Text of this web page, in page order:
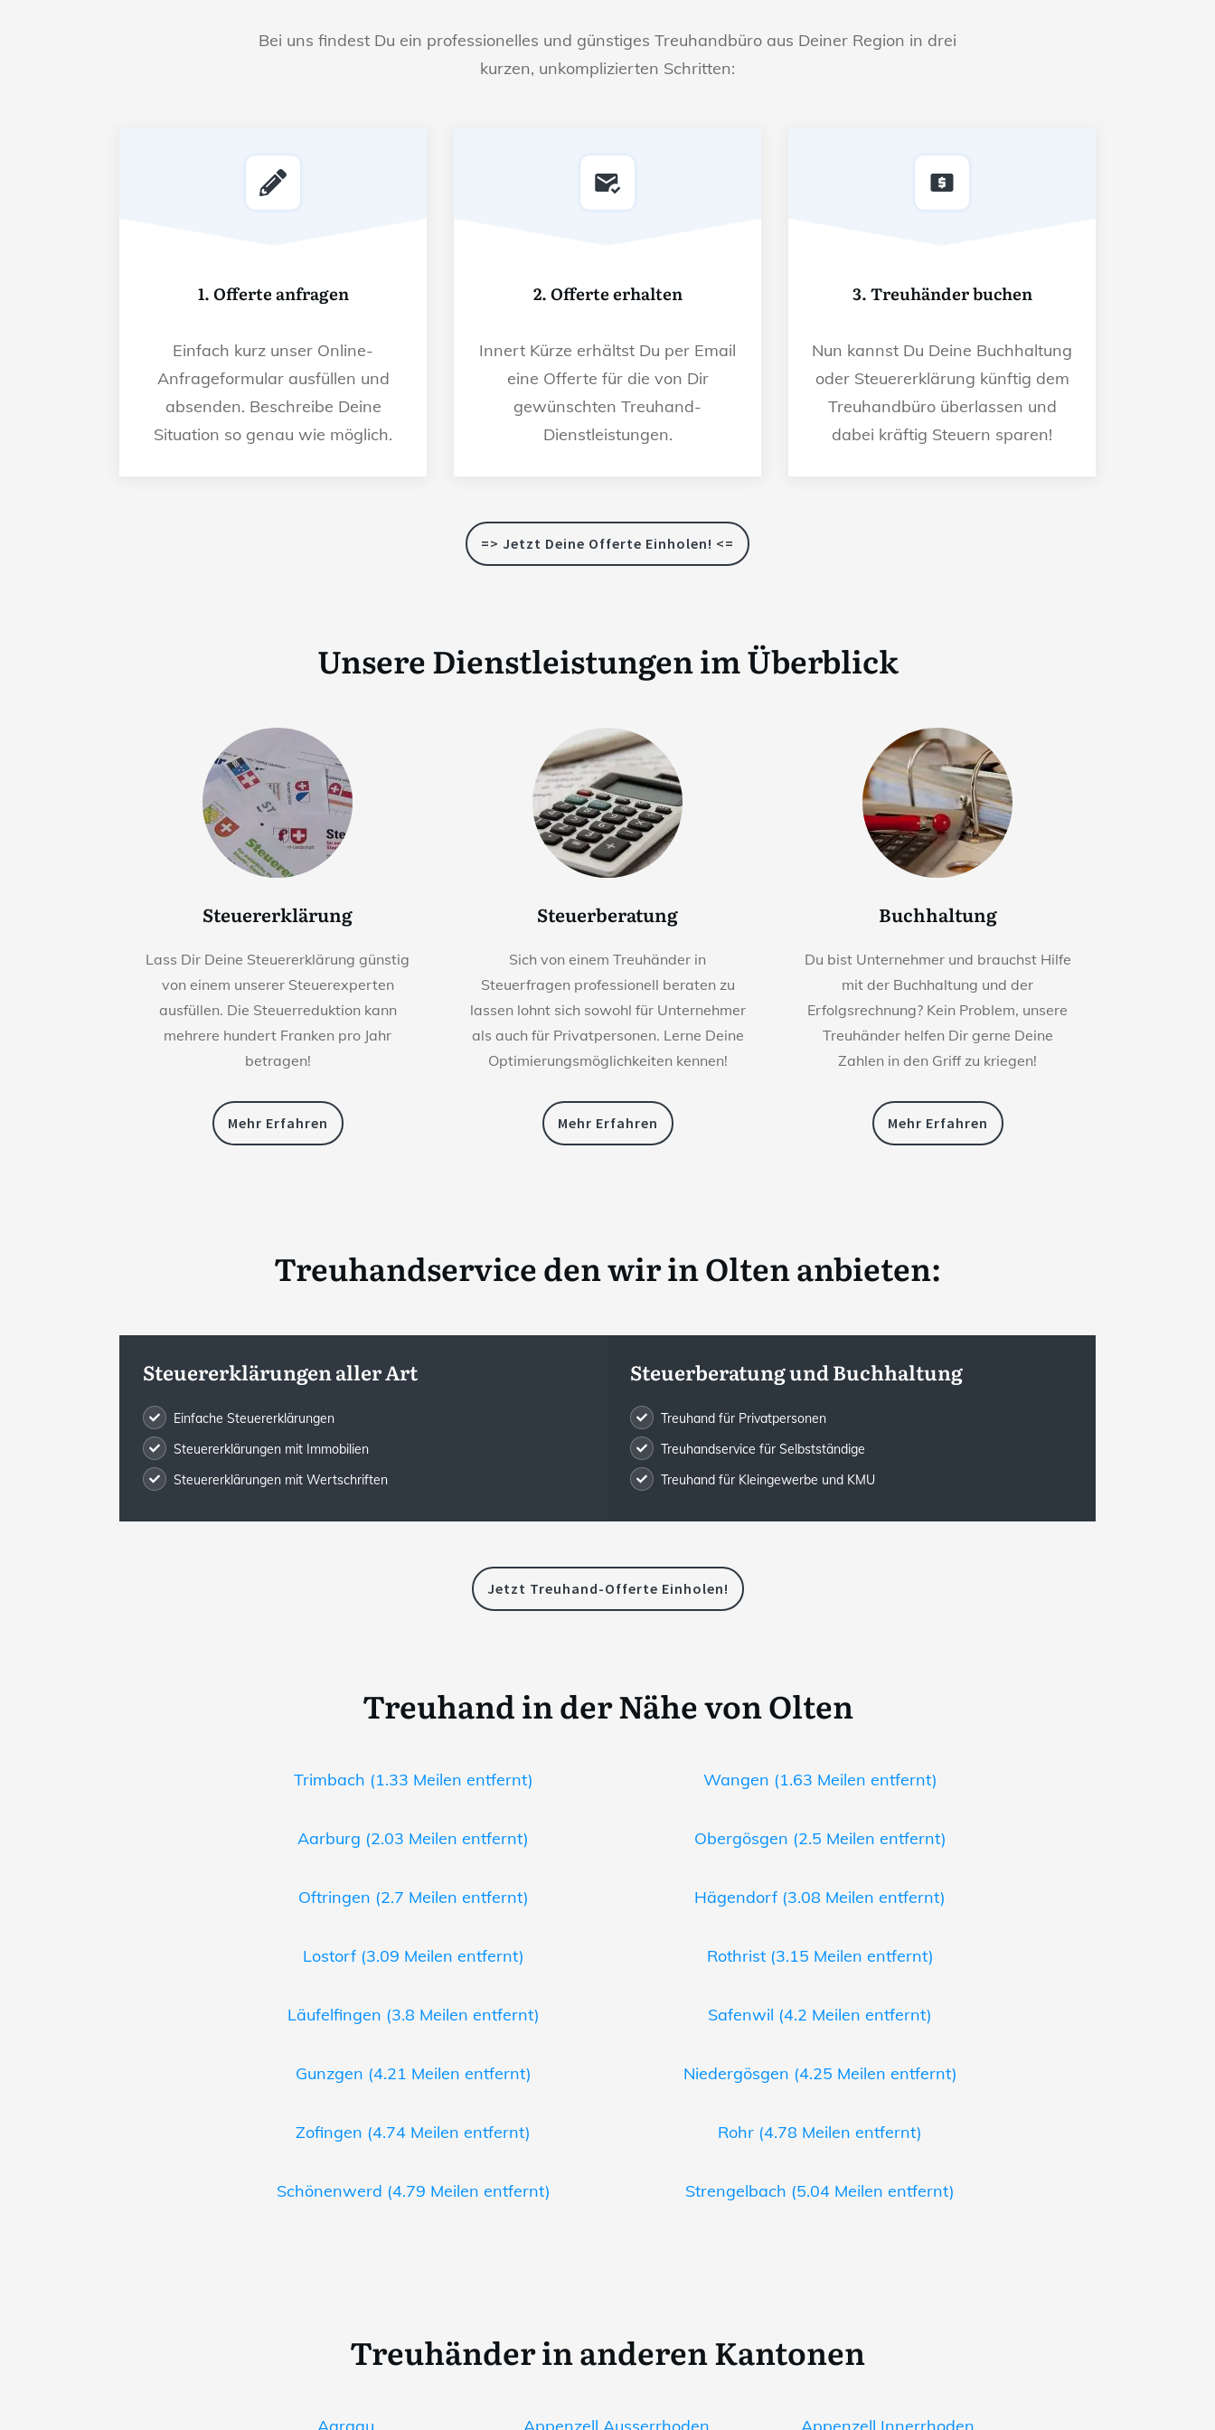
Bei uns findest Du ein professionelles und günstiges Treuhandbüro aus Deiner Region in drei
kurzen, unkomplizierten Schritten:
1. Offerte anfragen
Einfach kurz unser Online-
Anfrageformular ausfüllen und
absenden. Beschreibe Deine
Situation so genau wie möglich.
2. Offerte erhalten
Innert Kürze erhältst Du per Email
eine Offerte für die von Dir
gewünschten Treuhand-
Dienstleistungen.
3. Treuhänder buchen
Nun kannst Du Deine Buchhaltung
oder Steuererklärung künftig dem
Treuhandbüro überlassen und
dabei kräftig Steuern sparen!
=> Jetzt Deine Offerte Einholen! <=
Unsere Dienstleistungen im Überblick
Steuererklärung
Lass Dir Deine Steuererklärung günstig
von einem unserer Steuerexperten
ausfüllen. Die Steuerreduktion kann
mehrere hundert Franken pro Jahr
betragen!
Mehr Erfahren
Steuerberatung
Sich von einem Treuhänder in
Steuerfragen professionell beraten zu
lassen lohnt sich sowohl für Unternehmer
als auch für Privatpersonen. Lerne Deine
Optimierungsmöglichkeiten kennen!
Mehr Erfahren
Buchhaltung
Du bist Unternehmer und brauchst Hilfe
mit der Buchhaltung und der
Erfolgsrechnung? Kein Problem, unsere
Treuhänder helfen Dir gerne Deine
Zahlen in den Griff zu kriegen!
Mehr Erfahren
Treuhandservice den wir inOlten anbieten:
Steuererklärungen aller Art
Einfache Steuererklärungen
Steuererklärungen mit Immobilien
Steuererklärungen mit Wertschriften
Steuerberatung und Buchhaltung
Treuhand für Privatpersonen
Treuhandservice für Selbstständige
Treuhand für Kleingewerbe und KMU
Jetzt Treuhand-Offerte Einholen!
Treuhand in der Nähe von Olten
Trimbach (1.33 Meilen entfernt) Wangen (1.63 Meilen entfernt)
Aarburg (2.03 Meilen entfernt) Obergösgen (2.5 Meilen entfernt)
Oftringen (2.7 Meilen entfernt) Hägendorf (3.08 Meilen entfernt)
Lostorf (3.09 Meilen entfernt) Rothrist (3.15 Meilen entfernt)
Läufelfingen (3.8 Meilen entfernt) Safenwil (4.2 Meilen entfernt)
Gunzgen (4.21 Meilen entfernt) Niedergösgen (4.25 Meilen entfernt)
Zofingen (4.74 Meilen entfernt) Rohr (4.78 Meilen entfernt)
Schönenwerd (4.79 Meilen entfernt) Strengelbach (5.04 Meilen entfernt)
Treuhänder in anderen Kantonen